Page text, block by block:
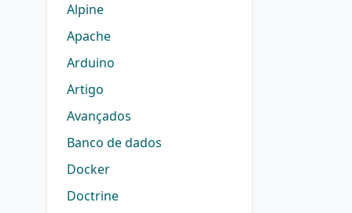
Alpine
Apache
Arduino
Artigo
Avançados
Banco de dados
Docker
Doctrine